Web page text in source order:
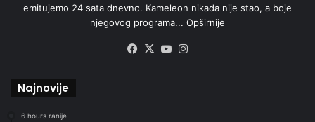
emitujemo 24 sata dnevno. Kameleon nikada nije stao, a boje
njegovog programa... Opširnije
Facebook
X YouTube
Najnovije
6 hours ranije